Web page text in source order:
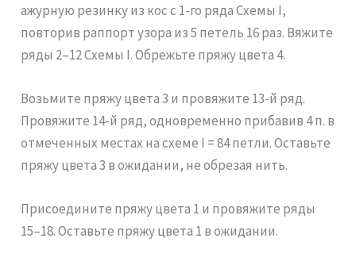
ажурную резинку из кос с 1-го ряда Схемы I,
повторив раппорт узора из 5 петель 16 раз. Вяжите
ряды 2–12 Схемы I. Обрежьте пряжу цвета 4.
Возьмите пряжу цвета 3 и провяжите 13-й ряд.
Провяжите 14-й ряд, одновременно прибавив 4 п. в
отмеченных местах на схеме I = 84 петли. Оставьте
пряжу цвета 3 в ожидании, не обрезая нить.
Присоедините пряжу цвета 1 и провяжите ряды
15–18. Оставьте пряжу цвета 1 в ожидании.